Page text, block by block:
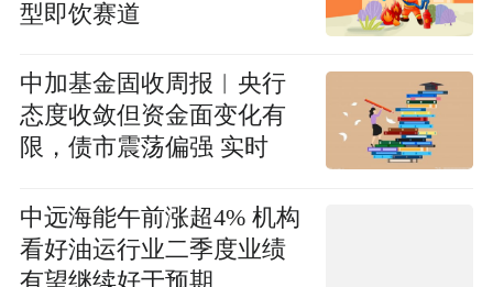
型即饮赛道
中加基金固收周报︱央行
态度收敛但资金面变化有
限，债市震荡偏强 实时
中远海能午前涨超4% 机构
看好油运行业二季度业绩
有望继续好于预期